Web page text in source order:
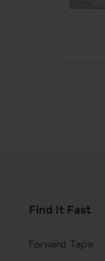
Find It Fast
Forward Tape